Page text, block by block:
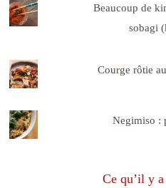
Beaucoup de
sobagi
Courge rôtie
Negimiso :
Ce qu’il y